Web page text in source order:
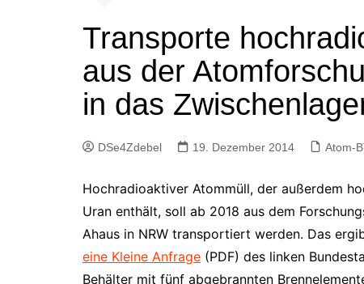
IG Metall
Transporte
aus der
in das
DSe4Zdebel 19. Dezember 2014 Atom-
Hochradioaktiver Atommüll, der außerdem
Uran enthält, soll ab 2018 aus dem
Ahaus in NRW transportiert werden. Das
eine Kleine Anfrage (PDF) des linken
Behälter mit fünf abgebrannten